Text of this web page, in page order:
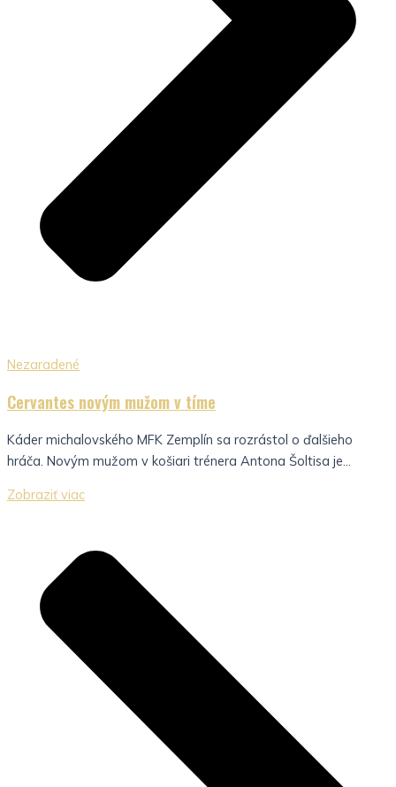
Nezaradené
Cervantes novým mužom v tíme
Káder michalovského MFK Zemplín sa rozrástol o ďalšieho
hráča. Novým mužom v košiari trénera Antona Šoltisa je...
Zobraziť viac